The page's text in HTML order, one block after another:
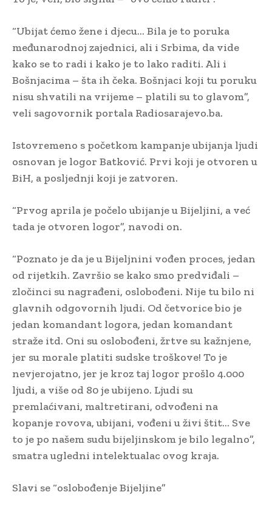
“Ubijat ćemo žene i djecu… Bila je to poruka
međunarodnoj zajednici, ali i Srbima, da vide
kako se to radi i kako je to lako raditi. Ali i
Bošnjacima – šta ih čeka. Bošnjaci koji tu poruku
nisu shvatili na vrijeme – platili su to glavom”,
veli sagovornik portala Radiosarajevo.ba.
Istovremeno s početkom kampanje ubijanja ljudi
osnovan je logor Batković. Prvi koji je otvoren u
BiH, a posljednji koji je zatvoren.
“Prvog aprila je počelo ubijanje u Bijeljini, a već
tada je otvoren logor”, navodi on.
“Poznato je da je u Bijeljnini vođen proces, jedan
od rijetkih. Završio se kako smo predviđali –
zločinci su nagrađeni, oslobođeni. Nije tu bilo ni
glavnih odgovornih ljudi. Od četvorice bio je
jedan komandant logora, jedan komandant
straže itd. Oni su oslobođeni, žrtve su kažnjene,
jer su morale platiti sudske troškove! To je
nevjerojatno, jer je kroz taj logor prošlo 4.000
ljudi, a više od 80 je ubijeno. Ljudi su
premlaćivani, maltretirani, odvođeni na
kopanje rovova, ubijani, vođeni u živi štit… Sve
to je po našem sudu bijeljinskom je bilo legalno”,
smatra ugledni intelektualac ovog kraja.
Slavi se “oslobođenje Bijeljine”